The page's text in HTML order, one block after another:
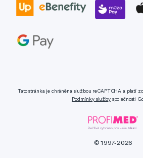
Tato stránka je chráněna službou reCAPTCHA a platí
Podmínky službyspolečnosti
© 1997-2026